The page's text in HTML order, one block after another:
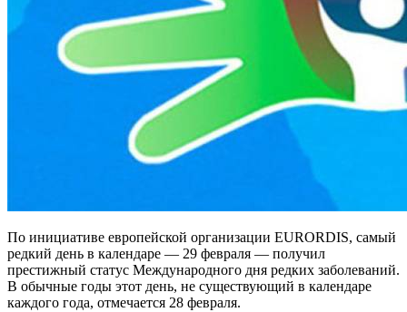
По инициативе европейской организации EURORDIS, самый
редкий день в календаре — 29 февраля — получил
престижный статус Международного дня редких заболеваний.
В обычные годы этот день, не существующий в календаре
каждого года, отмечается 28 февраля.